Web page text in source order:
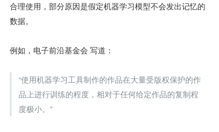
合理使用，部分原因是假定机器学习模型不会发出记忆的
数据。
例如，电子前沿基金会 写道：
“使用机器学习工具制作的作品在大量受版权保护的作
品上进行训练的程度，相对于任何给定作品的复制程
度极小。”